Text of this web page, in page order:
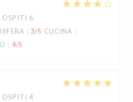
6
: 3/5 CUCINA :
: 4/5
4